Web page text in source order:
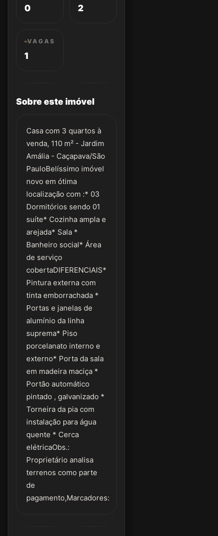
0 2
VAGAS
1
Sobre este imóvel
Casa com 3 quartos à
venda, 110 m² - Jardim
Amália - Caçapava/São
PauloBelíssimo imóvel
novo em ótima
localização com :* 03
Dormitórios sendo 01
suíte* Cozinha ampla e
arejada* Sala *
Banheiro social* Área
de serviço
cobertaDIFERENCIAIS*
Pintura externa com
tinta emborrachada *
Portas e janelas de
alumínio da linha
suprema* Piso
porcelanato interno e
externo* Porta da sala
em madeira maciça *
Portão automático
pintado , galvanizado *
Torneira da pia com
instalação para água
quente * Cerca
elétricaObs.:
Proprietário analisa
terrenos como parte
de
pagamento,Marcadores: